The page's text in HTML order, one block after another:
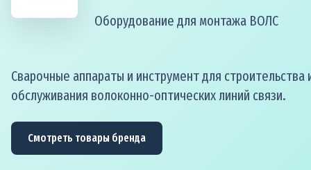
Оборудование для монтажа ВОЛС
Сварочные аппараты и инструмент для строительства
обслуживания волоконно-оптических линий связи.
Смотреть товары бренда